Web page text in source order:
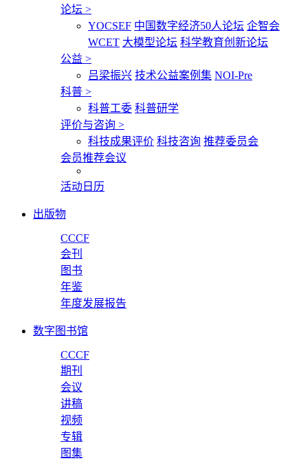
论坛 >
YOCSEF 中国数字经济50人论坛 企智会
WCET 大模型论坛 科学教育创新论坛
公益 >
吕梁振兴 技术公益案例集 NOI-Pre
科普 >
科普工委 科普研学
评价与咨询 >
科技成果评价 科技咨询 推荐委员会
会员推荐会议
活动日历
出版物
CCCF
会刊
图书
年鉴
年度发展报告
数字图书馆
CCCF
期刊
会议
讲稿
视频
专辑
图集